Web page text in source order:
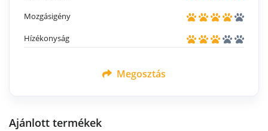
Mozgásigény
Hízékonyság
Megosztás
Ajánlott termékek